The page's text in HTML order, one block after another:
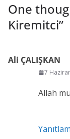
One
Kiremitci”
Ali ÇALIŞKAN
7
Allah